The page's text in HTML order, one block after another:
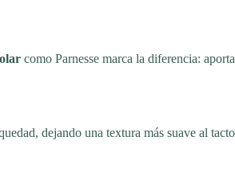
como Parnesse marca la diferencia: aporta
dejando una textura más suave al tacto